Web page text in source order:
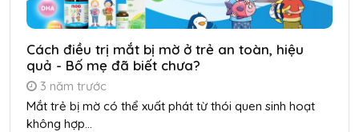
Cách điều trị mắt bị mờ ở trẻ an toàn, hiệu
quả - Bố mẹ đã biết chưa?
3 năm trước
Mắt trẻ bị mờ có thể xuất phát từ thói quen sinh hoạt
không hợp...